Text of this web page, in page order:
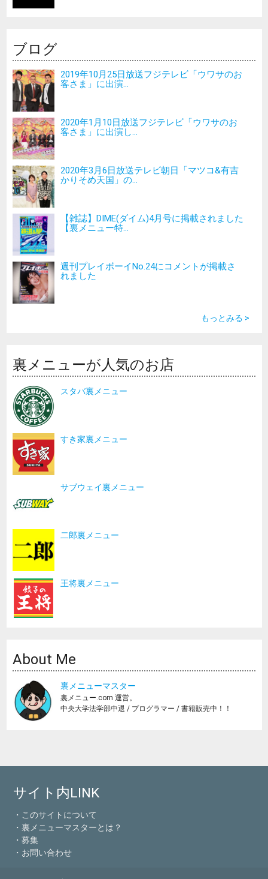
ブログ
2019年10月25日放送フジテレビ「ウワサのお
客さま」に出演...
2020年1月10日放送フジテレビ「ウワサのお
客さま」に出演し...
2020年3月6日放送テレビ朝日「マツコ&有吉
かりそめ天国」の...
【雑誌】DIME(ダイム)4月号に掲載されました
【裏メニュー特...
週刊プレイボーイNo.24にコメントが掲載さ
れました
もっとみる >
裏メニューが人気のお店
スタバ裏メニュー
すき家裏メニュー
サブウェイ裏メニュー
二郎裏メニュー
王将裏メニュー
About Me
裏メニューマスター
裏メニュー.com 運営。
中央大学法学部中退 / プログラマー / 書籍販売中！！
サイト内LINK
・このサイトについて
・裏メニューマスターとは？
・募集
・お問い合わせ